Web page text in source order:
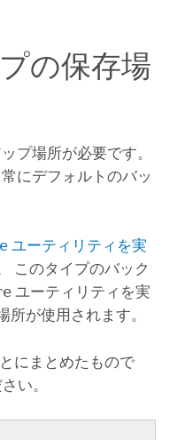
の保存場
プ場所が必要です。
にデフォルトのバッ
ユーティリティを実
このタイプのバック
ユーティリティを実
が使用されます。
にまとめたもので
い。